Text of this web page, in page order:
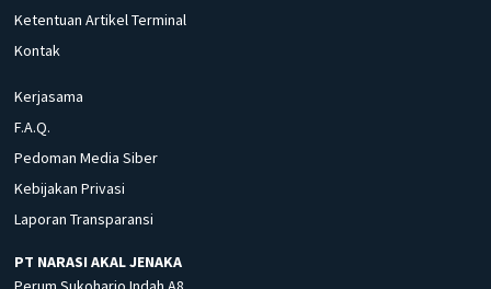
Ketentuan Artikel Terminal
Kontak
Kerjasama
F.A.Q.
Pedoman Media Siber
Kebijakan Privasi
Laporan Transparansi
PT NARASI AKAL JENAKA